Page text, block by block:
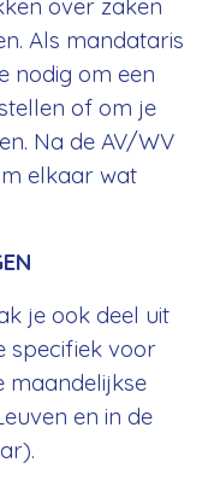
over zaken
Als mandataris
nodig om een
of om je
Na de AV/WV
elkaar wat
je ook deel uit
specifiek voor
maandelijkse
en in de